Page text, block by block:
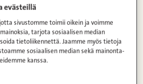
Kunnon jauheliha
Hampurilaiset Kesä
evästeillä
sivustomme toimii oikein ja voimme
tarjota sosiaalisen median
tietoliikennettä. Jaamme myös tietoja
sosiaalisen median sekä mainonta-
kanssa.